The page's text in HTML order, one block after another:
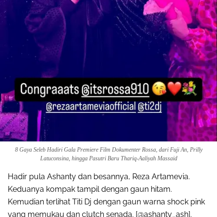
8 Gaya Seleb Hadiri Gala Premiere Film Dokumenter Rossa, dari Fuji An, Prilly
Latuconsina, hingga Pasutri Baru Thariq-Aaliyah Massaid
Hadir pula Ashanty dan besannya, Reza Artamevia.
Keduanya kompak tampil dengan gaun hitam.
Kemudian terlihat Titi Dj dengan gaun warna shock pink
yang memukau dan clutch senada. [@ashanty_ash].